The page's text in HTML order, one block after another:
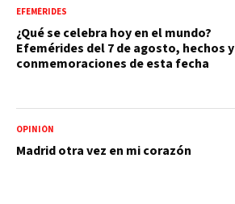
EFEMÉRIDES
¿Qué se celebra hoy en el mundo?
Efemérides del 7 de agosto, hechos y
conmemoraciones de esta fecha
OPINIÓN
Madrid otra vez en mi corazón